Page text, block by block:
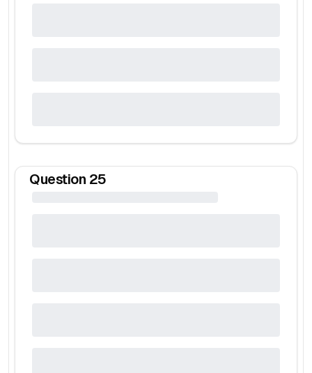
Question 25